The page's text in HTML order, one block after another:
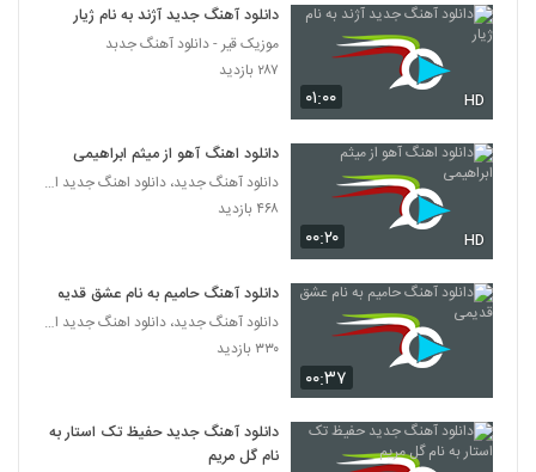
۰۱:۰۰ HD
دانلود آهنگ جدید آژند به نام ژیار
موزیک قیر - دانلود آهنگ جدبد
۲۸۷ بازدید
۰۰:۲۰ HD
دانلود اهنگ آهو از میثم ابراهیمی
دانلود آهنگ جدید، دانلود اهنگ جدید ایرانی
۴۶۸ بازدید
۰۰:۳۷
دانلود آهنگ حامیم به نام عشق قدیمی
دانلود آهنگ جدید، دانلود اهنگ جدید ایرانی
۳۳۰ بازدید
دانلود آهنگ جدید حفیظ تک استار به
نام گل مریم